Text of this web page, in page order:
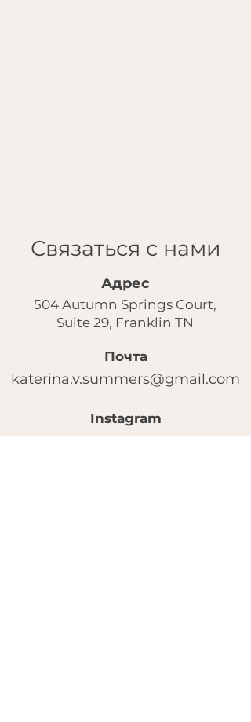
Связаться с нами
Адрес
504 Autumn Springs Court,
Suite 29, Franklin TN
Почта
katerina.v.summers@gmail.com
Instagram